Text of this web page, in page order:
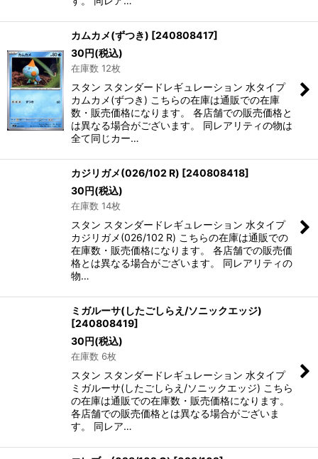
カムカメ(ずつき) [240808417]
30円(税込)
在庫数 12枚
スタン スタンダードレギュレーション 水タイプ
カムカメ(ずつき) こちらの在庫は通販での在庫
数・販売価格になります。 各店舗での販売価格と
は異なる場合がございます。 同レアリティの物は
全て同じカー…
カジリガメ(026/102 R) [240808418]
30円(税込)
在庫数 14枚
スタン スタンダードレギュレーション 水タイプ
カジリガメ(026/102 R) こちらの在庫は通販での
在庫数・販売価格になります。 各店舗での販売価
格とは異なる場合がございます。 同レアリティの
物…
ミガルーサ(したごしらえ/ソニックエッジ)
[240808419]
30円(税込)
在庫数 6枚
スタン スタンダードレギュレーション 水タイプ
ミガルーサ(したごしらえ/ソニックエッジ) こちら
の在庫は通販での在庫数・販売価格になります。
各店舗での販売価格とは異なる場合がございま
す。 同レア…